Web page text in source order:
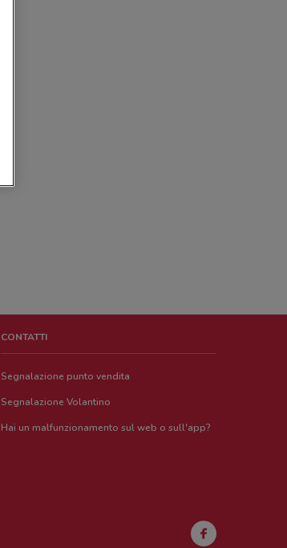
CONTATTI
Segnalazione punto vendita
Segnalazione Volantino
Hai un malfunzionamento sul web o sull'app?